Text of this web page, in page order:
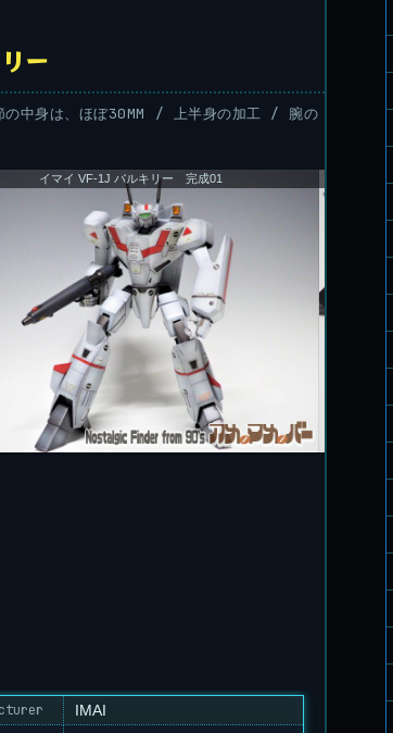
ー
中身は、ほぼ30MM / 上半身の加工 / 腕の
イマイ VF-1J バルキリー 完成01
IMAI